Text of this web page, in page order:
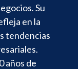
Su
en la
tendencias
años de